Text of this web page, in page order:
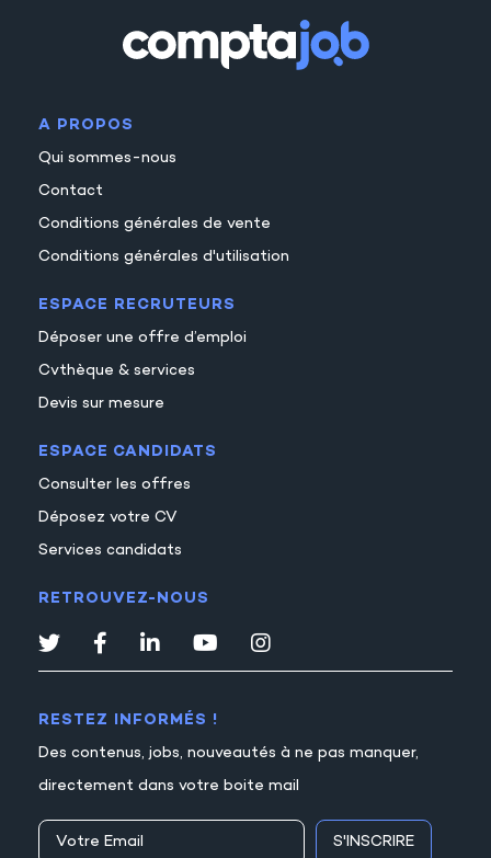
A PROPOS
Qui sommes-nous
Contact
Conditions générales de vente
Conditions générales d'utilisation
ESPACE RECRUTEURS
Déposer une offre d’emploi
Cvthèque & services
Devis sur mesure
ESPACE CANDIDATS
Consulter les offres
Déposez votre CV
Services candidats
RETROUVEZ-NOUS
RESTEZ INFORMÉS !
Des contenus, jobs, nouveautés à ne pas manquer,
directement dans votre boite mail
S'INSCRIRE